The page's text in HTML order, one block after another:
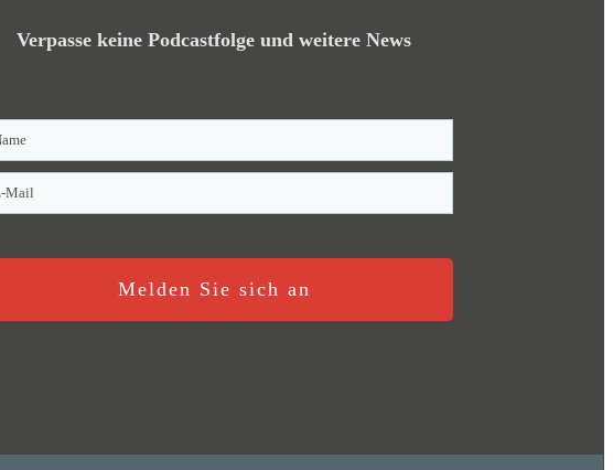
Verpasse keine Podcastfolge und weitere News
Melden Sie sich an